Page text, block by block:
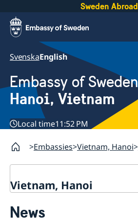
Sweden Abroad
SvenskaEnglish
Embassy of Sweden
Hanoi, Vietnam
Local time11:52 PM
Embassies Vietnam, Hanoi
Vietnam, Hanoi
About us
News